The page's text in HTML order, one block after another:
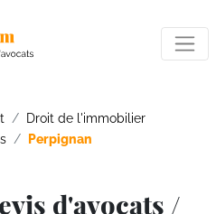
Droit de l'immobilier
Perpignan
d'avocats /